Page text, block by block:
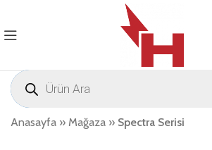
Anasayfa » Mağaza » Spectra Serisi